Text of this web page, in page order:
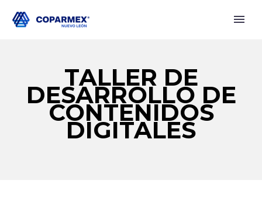
TALLER DE
DESARROLLO DE
CONTENIDOS
DIGITALES